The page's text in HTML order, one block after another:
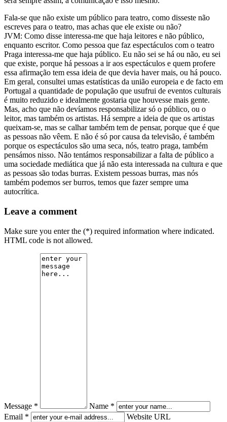
Fala-se que não existe um público para teatro, como disseste não
escreves para o teatro, mas achas que ele existe ou não?
JVM: Como disse interessa-me que haja leitores e não público,
enquanto escritor. Como pessoa que faz espectáculos com o teatro
Praga interessa-me que haja público. Eu não sei se há ou não, eu sei
que existe, porque há pessoas a ir aos espectáculos e quem profere
essa afirmação tem essa ideia de que devia haver mais, ou há pouco.
Em geral, consultei umas estatísticas da união europeia e de facto em
Portugal a quantidade de população que usufrui de eventos culturais
é muito reduzido e idealmente gostaria que houvesse mais gente.
Mas, acho que não devíamos responsabilizar só o público, ou o
leitor, mas também os artistas. Há sempre a ideia de que os artistas
queixam-se, mas se calhar também tem de pensar, porque que é que
as pessoas não vêem. E não é só por causa da televisão, é também
porque os espectáculos são uma seca, nós, teatro praga, também
pensámos nisso. Não tentámos responsabilizar a falta de público a
uma sociedade mediática que já não esta interessada na cultura e que
as pessoas são todas burras. Existem pessoas burras, mas nós
também podemos ser burros, temos que fazer sempre uma
autocrítica.
Leave a comment
Make sure you enter the (*) required information where indicated.
HTML code is not allowed.
Message *
Name *
Email *
Website URL